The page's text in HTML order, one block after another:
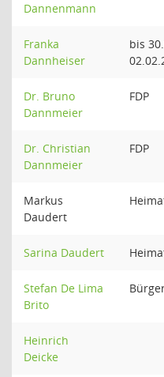
Dannenmann
Franka
Dannheiser
bis
Dr. Bruno
Dannmeier
FDP
Dr. Christian
Dannmeier
FDP
Markus
Daudert
Sarina Daudert
Stefan De Lima
Brito
Heinrich
Deicke